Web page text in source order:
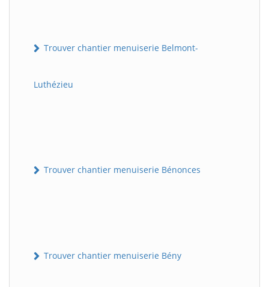
Trouver chantier menuiserie Belmont-
Luthézieu
Trouver chantier menuiserie Bénonces
Trouver chantier menuiserie Bény